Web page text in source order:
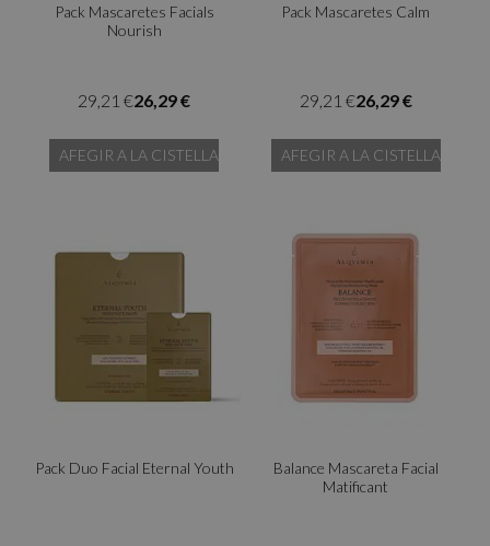
Pack Mascaretes Facials
Nourish
26,29 €
29,21 €
AFEGIR A LA CISTELLA
Pack Mascaretes Calm
26,29 €
29,21 €
AFEGIR A LA CISTELLA
Pack Duo Facial Eternal Youth
Balance Mascareta Facial
Matificant